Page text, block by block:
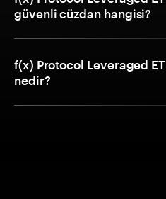
güvenli cüzdan hangisi?
f(x) Protocol Leveraged
nedir?